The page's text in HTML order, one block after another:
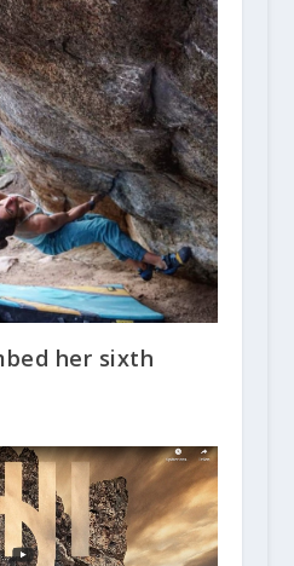
her sixth